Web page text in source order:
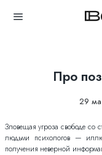
Про
29
Зловещая угроза свободе
людьми психологов —
получения неверной